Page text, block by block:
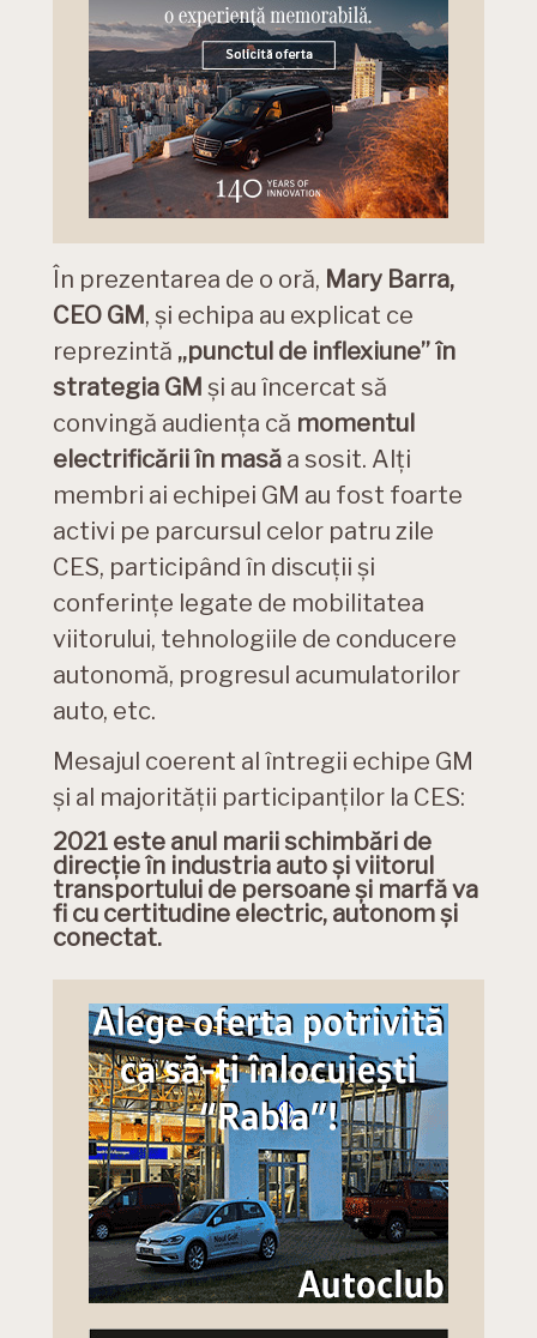
În prezentarea de o oră, Mary Barra,
CEO GM, și echipa au explicat ce
reprezintă „punctul de inflexiune” în
strategia GM și au încercat să
convingă audiența că momentul
electrificării în masă a sosit. Alți
membri ai echipei GM au fost foarte
activi pe parcursul celor patru zile
CES, participând în discuții și
conferințe legate de mobilitatea
viitorului, tehnologiile de conducere
autonomă, progresul acumulatorilor
auto, etc.
Mesajul coerent al întregii echipe GM
și al majorității participanților la CES:
2021 este anul marii schimbări de
direcție în industria auto și viitorul
transportului de persoane și marfă va
fi cu certitudine electric, autonom și
conectat.